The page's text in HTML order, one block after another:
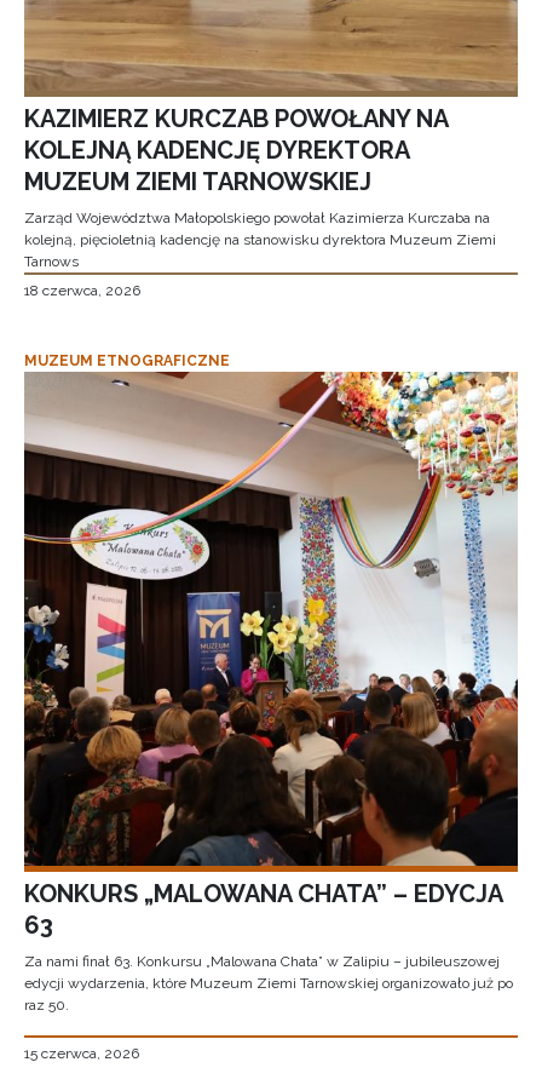
KAZIMIERZ KURCZAB POWOŁANY NA
KOLEJNĄ KADENCJĘ DYREKTORA
MUZEUM ZIEMI TARNOWSKIEJ
Zarząd Województwa Małopolskiego powołał Kazimierza Kurczaba na
kolejną, pięcioletnią kadencję na stanowisku dyrektora Muzeum Ziemi
Tarnows
18 czerwca, 2026
MUZEUM ETNOGRAFICZNE
KONKURS „MALOWANA CHATA” – EDYCJA
63
Za nami finał 63. Konkursu „Malowana Chata” w Zalipiu – jubileuszowej
edycji wydarzenia, które Muzeum Ziemi Tarnowskiej organizowało już po
raz 50.
15 czerwca, 2026